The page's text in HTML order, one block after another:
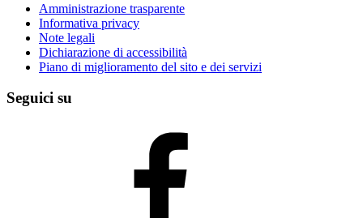
Amministrazione trasparente
Informativa privacy
Note legali
Dichiarazione di accessibilità
Piano di miglioramento del sito e dei servizi
Seguici su